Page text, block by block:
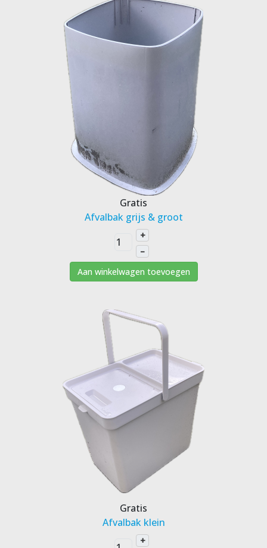
Gratis
Afvalbak grijs & groot
+
–
Aan winkelwagen toevoegen
Gratis
Afvalbak klein
+